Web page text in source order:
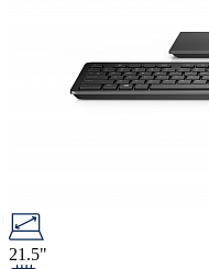
21.5"